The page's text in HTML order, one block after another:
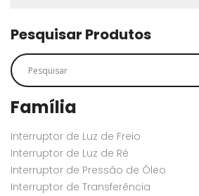
Pesquisar Produtos
Família
Interruptor de Luz de Freio
Interruptor de Luz de Ré
Interruptor de Pressão de Óleo
Interruptor de Transferência